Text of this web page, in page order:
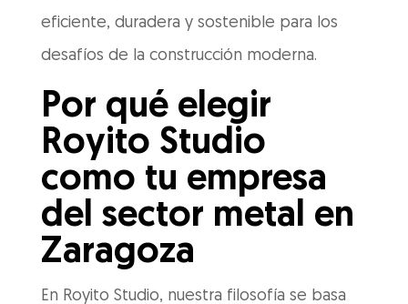
eficiente, duradera y sostenible para los
desafíos de la construcción moderna.
Por qué elegir
Royito Studio
como tu empresa
del sector metal en
Zaragoza
En Royito Studio, nuestra filosofía se basa